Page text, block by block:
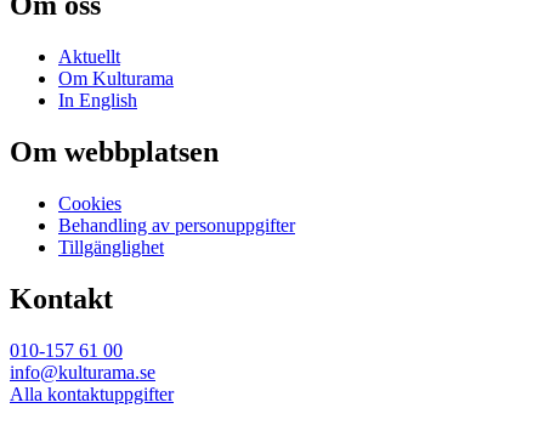
Aktuellt
Om Kulturama
In English
Om webbplatsen
Cookies
Behandling av personuppgifter
Tillgänglighet
Kontakt
010-157 61 00
info@kulturama.se
Alla kontaktuppgifter